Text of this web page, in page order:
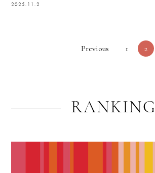
2025.11.2
Previous 1 2
RANKING